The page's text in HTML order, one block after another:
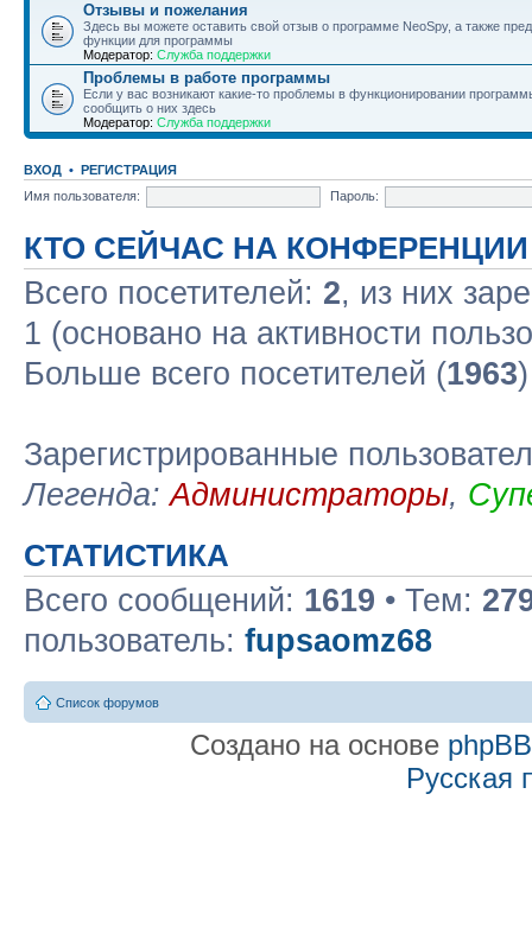
Отзывы и пожелания
Здесь вы можете оставить свой отзыв о программе NeoSpy, а также
функции для программы
Модератор: Служба поддержки
Проблемы в работе программы
Если у вас возникают какие-то проблемы в функционировании
сообщить о них здесь
Модератор: Служба поддержки
ВХОД • РЕГИСТРАЦИЯ
Имя пользователя:
Пароль:
КТО СЕЙЧАС НА КОНФЕРЕНЦИИ
Всего посетителей: 2, из них
1 (основано на активности
Больше всего посетителей (1963
Зарегистрированные
Легенда:Администраторы,
СТАТИСТИКА
Всего сообщений: 1619 • Тем:
пользователь: fupsaomz68
Список форумов
Создано на основе phpBB
Русская